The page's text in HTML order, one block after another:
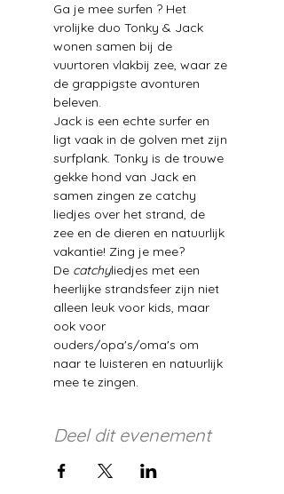
Ga je mee surfen ? Het
vrolijke duo Tonky & Jack
wonen samen bij de
vuurtoren vlakbij zee, waar ze
de grappigste avonturen
beleven.
Jack is een echte surfer en
ligt vaak in de golven met zijn
surfplank. Tonky is de trouwe
gekke hond van Jack en
samen zingen ze catchy
liedjes over het strand, de
zee en de dieren en natuurlijk
vakantie! Zing je mee?
De catchyliedjes met een
heerlijke strandsfeer zijn niet
alleen leuk voor kids, maar
ook voor
ouders/opa's/oma's om
naar te luisteren en natuurlijk
mee te zingen.
Deel dit evenement